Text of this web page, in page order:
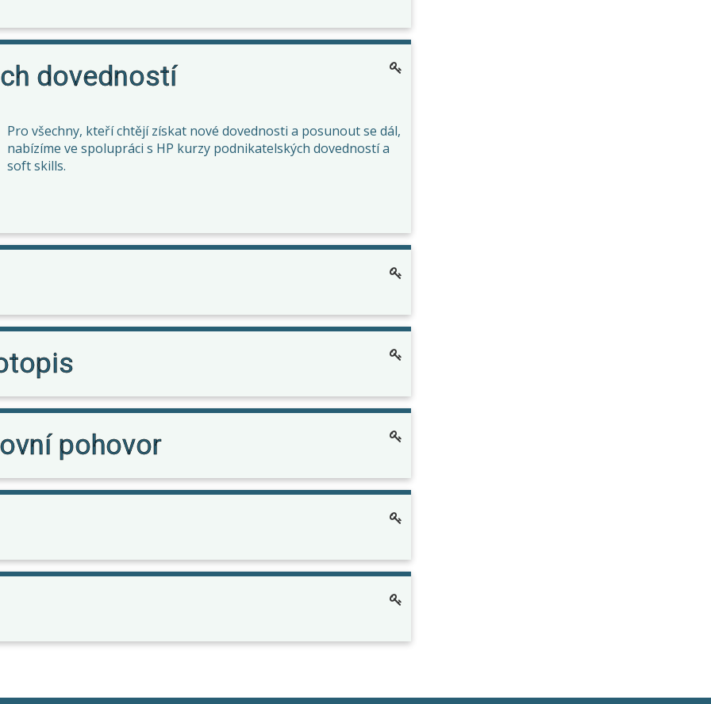
dovedností
Pro všechny, kteří chtějí získat nové dovednosti a posunout se dál,
nabízíme ve spolupráci s HP kurzy podnikatelských dovedností a
soft skills.
pohovor